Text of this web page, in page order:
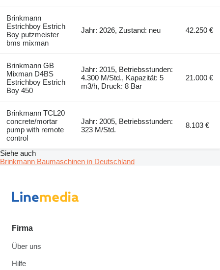
Brinkmann
Estrichboy Estrich
Boy putzmeister
bms mixman
Jahr: 2026, Zustand: neu 42.250 €
Brinkmann GB
Mixman D4BS
Estrichboy Estrich
Boy 450
Jahr: 2015, Betriebsstunden:
4.300 M/Std., Kapazität: 5
m3/h, Druck: 8 Bar
21.000 €
Brinkmann TCL20
concrete/mortar
pump with remote
control
Jahr: 2005, Betriebsstunden:
323 M/Std.
8.103 €
Siehe auch
Brinkmann Baumaschinen in Deutschland
Firma
Über uns
Hilfe